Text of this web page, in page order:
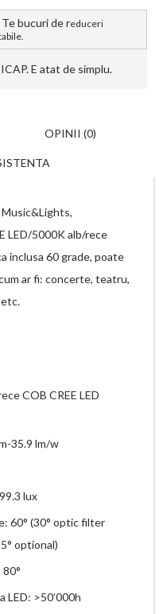
Te bucuri de reduceri
E atat de simplu.
OPINII (0)
LED/5000K alb/rece
inclusa 60 grade, poate
ar fi: concerte, teatru,
COB CREE LED
35.9 lm/w
299.3 lux
60° (30° optic filter
optional)
80°
LED: >50’000h